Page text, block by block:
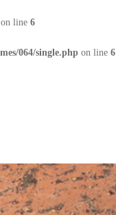
on line 6
064/single.php on line 6